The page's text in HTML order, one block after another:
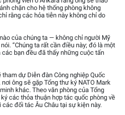
chặn cho hệ thống phòng không
rằng các hỏa tiễn này không chỉ do
của chúng ta — không chỉ người Mỹ
“Chúng ta rất cần điều này; đó là một
bạn đều đã thấy những cuộc tấn
dự Diễn đàn Công nghiệp Quốc
ông sẽ gặp Tổng thư ký NATO Mark
khác. Theo văn phòng của Tổng
các thỏa thuận hợp tác quốc phòng về
đối tác Âu Châu tại sự kiện này.